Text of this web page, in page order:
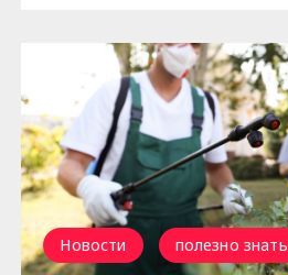
Новости полезно знать